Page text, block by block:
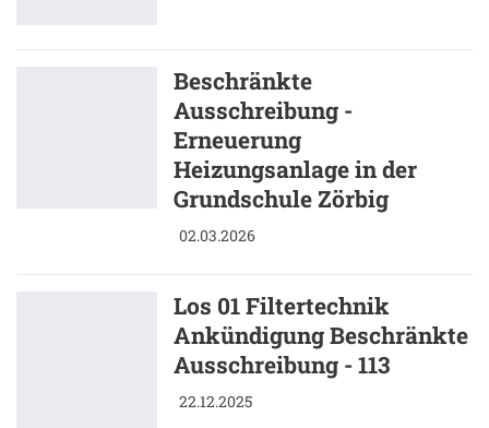
Beschränkte
Ausschreibung -
Erneuerung
Heizungsanlage in der
Grundschule Zörbig
02.03.2026
Los 01 Filtertechnik
Ankündigung Beschränkte
Ausschreibung - 113
22.12.2025